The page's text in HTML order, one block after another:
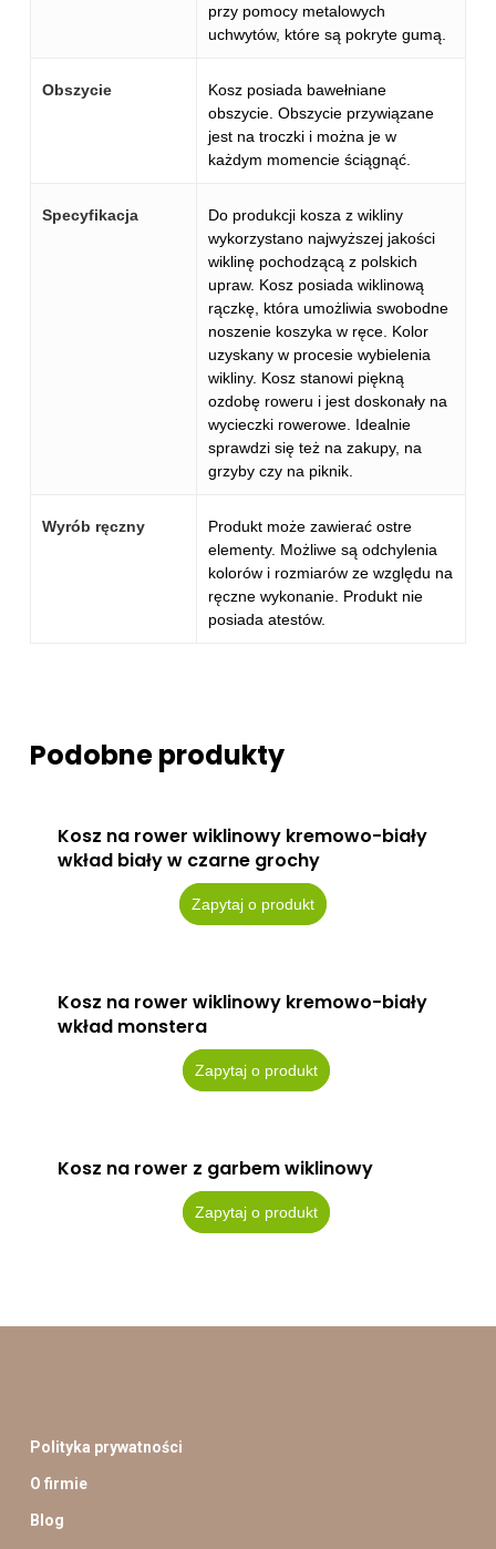
przy pomocy metalowych
uchwytów, które są pokryte gumą.
Obszycie
Kosz posiada bawełniane
obszycie. Obszycie przywiązane
jest na troczki i można je w
każdym momencie ściągnąć.
Specyfikacja
Do produkcji kosza z wikliny
wykorzystano najwyższej jakości
wiklinę pochodzącą z polskich
upraw. Kosz posiada wiklinową
rączkę, która umożliwia swobodne
noszenie koszyka w ręce. Kolor
uzyskany w procesie wybielenia
wikliny. Kosz stanowi piękną
ozdobę roweru i jest doskonały na
wycieczki rowerowe. Idealnie
sprawdzi się też na zakupy, na
grzyby czy na piknik.
Wyrób ręczny
Produkt może zawierać ostre
elementy. Możliwe są odchylenia
kolorów i rozmiarów ze względu na
ręczne wykonanie. Produkt nie
posiada atestów.
Podobne produkty
Kosz na rower wiklinowy kremowo-biały
wkład biały w czarne grochy
Zapytaj o produkt
Kosz na rower wiklinowy kremowo-biały
wkład monstera
Zapytaj o produkt
Kosz na rower z garbem wiklinowy
Zapytaj o produkt
Polityka prywatności
O firmie
Blog